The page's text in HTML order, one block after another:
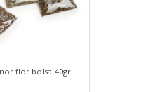
flor bolsa 40gr